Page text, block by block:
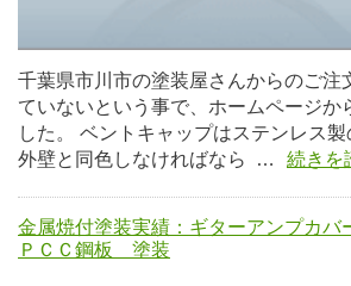
千葉県市川市の塗装屋さんからのご注
ていないという事で、ホームページか
した。 ベントキャップはステンレス製
外壁と同色しなければなら …
続きを
金属焼付塗装実績：ギターアンプカバ
ＰＣＣ鋼板 塗装